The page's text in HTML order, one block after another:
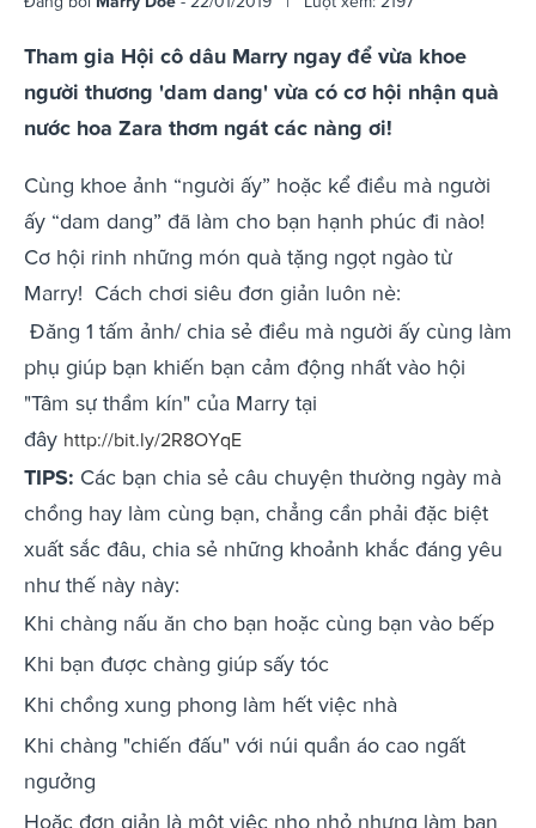
Tham gia Hội cô dâu Marry ngay để vừa khoe
người thương 'dam dang' vừa có cơ hội nhận quà
nước hoa Zara thơm ngát các nàng ơi!
Cùng khoe ảnh “người ấy” hoặc kể điều mà người
ấy “dam dang” đã làm cho bạn hạnh phúc đi nào!
Cơ hội rinh những món quà tặng ngọt ngào từ
Marry! Cách chơi siêu đơn giản luôn nè:
Đăng 1 tấm ảnh/ chia sẻ điều mà người ấy cùng làm
phụ giúp bạn khiến bạn cảm động nhất vào hội
"Tâm sự thầm kín" của Marry tại
đây http://bit.ly/2R8OYqE
TIPS: Các bạn chia sẻ câu chuyện thường ngày mà
chồng hay làm cùng bạn, chẳng cần phải đặc biệt
xuất sắc đâu, chia sẻ những khoảnh khắc đáng yêu
như thế này này:
Khi chàng nấu ăn cho bạn hoặc cùng bạn vào bếp
Khi bạn được chàng giúp sấy tóc
Khi chồng xung phong làm hết việc nhà
Khi chàng "chiến đấu" với núi quần áo cao ngất
ngưởng
Hoặc đơn giản là một việc nho nhỏ nhưng làm bạn